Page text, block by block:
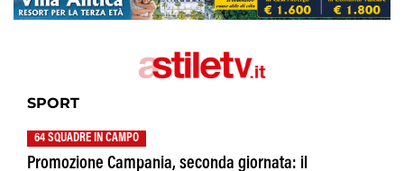
SPORT
64 SQUADRE IN CAMPO
Promozione Campania, seconda giornata: il